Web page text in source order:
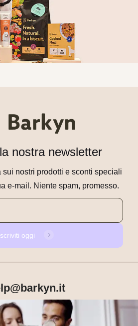
nostra newsletter
sui nostri prodotti e sconti speciali
e-mail. Niente spam, promesso.
oggi